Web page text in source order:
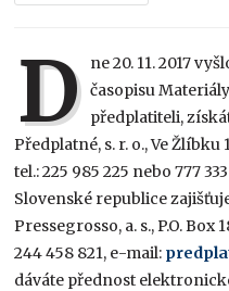
D ne 20. 11. 2017
časopisu
předplatiteli,
Předplatné, s. r. o., Ve Žlíbku
tel.: 225 985 225 nebo 777
Slovenské republice
Pressegrosso, a. s., P.O. Box
244 458 821, e-mail:
dáváte přednost